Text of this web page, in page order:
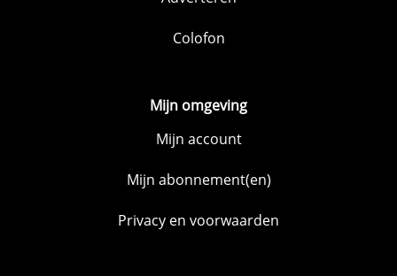
Colofon
Mijn omgeving
Mijn account
Mijn abonnement(en)
Privacy en voorwaarden